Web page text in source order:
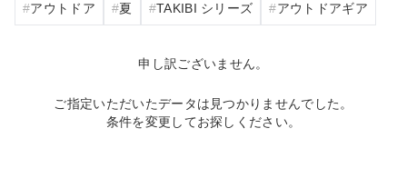
アウトドア 夏 TAKIBI シリーズ アウトドアギア
申し訳ございません。
ご指定いただいたデータは見つかりませんでした。
条件を変更してお探しください。